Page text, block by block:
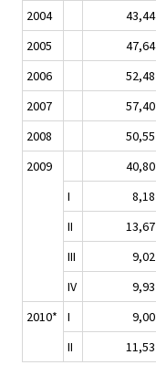
2004
43,44
2005
47,64
2006
52,48
2007
57,40
2008
50,55
2009
40,80
I
8,18
II
13,67
III
9,02
IV
9,93
2010*
I 9,00
II
11,53